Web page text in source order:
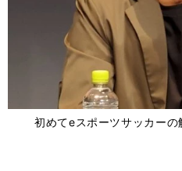
初めてeスポーツサッカー